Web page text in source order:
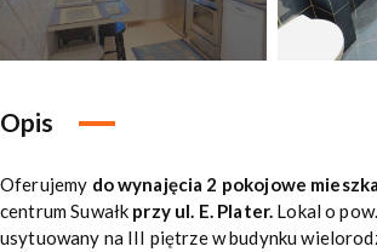
Opis
Oferujemy do wynajęcia 2 pokojowe
centrum Suwałk przy ul. E. Plater. Lokal o
usytuowany na III piętrze w budynku